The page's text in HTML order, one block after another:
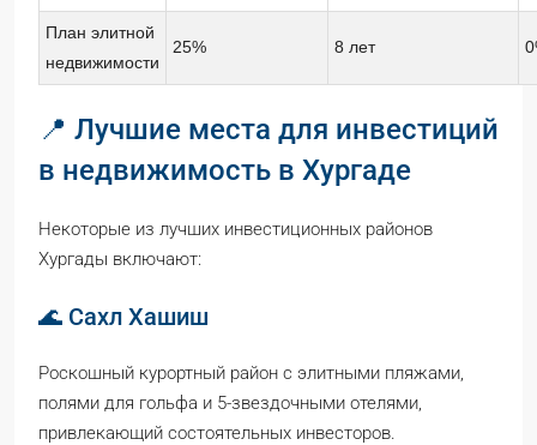
План элитной
недвижимости
25% 8 лет
📍 Лучшие места для инвестиций
в недвижимость в Хургаде
Некоторые из лучших инвестиционных районов
Хургады включают:
🌊 Сахл Хашиш
Роскошный курортный район с элитными пляжами,
полями для гольфа и 5-звездочными отелями,
привлекающий состоятельных инвесторов.